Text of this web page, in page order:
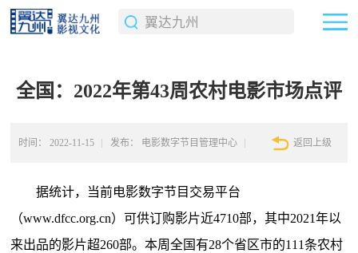
全国：2022年第43周农村电影市场点评
时间： 2022-11-15 发布： 电影数字节目管理中心 返回上级
据统计，当前电影数字节目交易平台
（www.dfcc.org.cn）可供订购影片近4710部，其中2021年以
来出品的影片超260部。本周全国有28个省区市的111条农村